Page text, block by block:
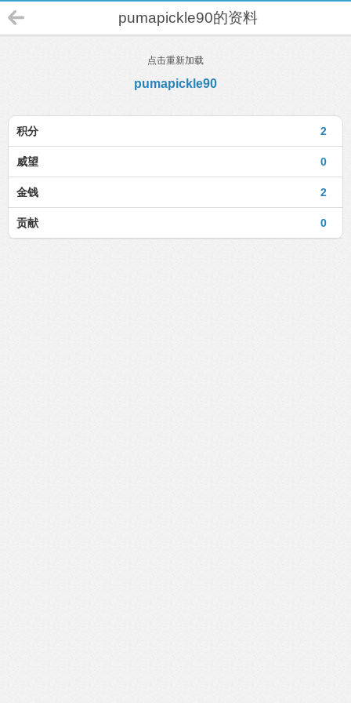
pumapickle90的资料
点击重新加载
pumapickle90
2
积分
0
威望
2
金钱
0
贡献